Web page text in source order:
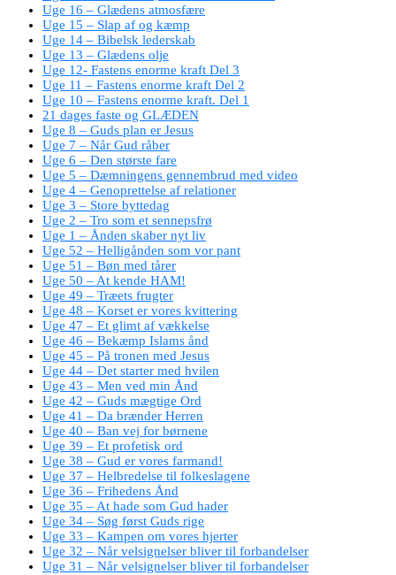
Uge 16 – Glædens atmosfære
Uge 15 – Slap af og kæmp
Uge 14 – Bibelsk lederskab
Uge 13 – Glædens olje
Uge 12- Fastens enorme kraft Del 3
Uge 11 – Fastens enorme kraft Del 2
Uge 10 – Fastens enorme kraft. Del 1
21 dages faste og GLÆDEN
Uge 8 – Guds plan er Jesus
Uge 7 – Når Gud råber
Uge 6 – Den største fare
Uge 5 – Dæmningens gennembrud med video
Uge 4 – Genoprettelse af relationer
Uge 3 – Store byttedag
Uge 2 – Tro som et sennepsfrø
Uge 1 – Ånden skaber nyt liv
Uge 52 – Helligånden som vor pant
Uge 51 – Bøn med tårer
Uge 50 – At kende HAM!
Uge 49 – Træets frugter
Uge 48 – Korset er vores kvittering
Uge 47 – Et glimt af vækkelse
Uge 46 – Bekæmp Islams ånd
Uge 45 – På tronen med Jesus
Uge 44 – Det starter med hvilen
Uge 43 – Men ved min Ånd
Uge 42 – Guds mægtige Ord
Uge 41 – Da brænder Herren
Uge 40 – Ban vej for børnene
Uge 39 – Et profetisk ord
Uge 38 – Gud er vores farmand!
Uge 37 – Helbredelse til folkeslagene
Uge 36 – Frihedens Ånd
Uge 35 – At hade som Gud hader
Uge 34 – Søg først Guds rige
Uge 33 – Kampen om vores hjerter
Uge 32 – Når velsignelser bliver til forbandelser
Uge 31 – Når velsignelser bliver til forbandelser